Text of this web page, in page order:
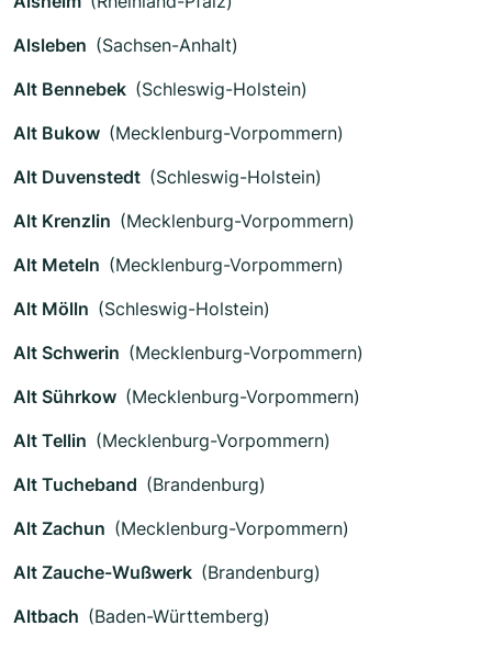
Alsleben (Sachsen-Anhalt)
Alt Bennebek (Schleswig-Holstein)
Alt Bukow (Mecklenburg-Vorpommern)
Alt Duvenstedt (Schleswig-Holstein)
Alt Krenzlin (Mecklenburg-Vorpommern)
Alt Meteln (Mecklenburg-Vorpommern)
Alt Mölln (Schleswig-Holstein)
Alt Schwerin (Mecklenburg-Vorpommern)
Alt Sührkow (Mecklenburg-Vorpommern)
Alt Tellin (Mecklenburg-Vorpommern)
Alt Tucheband (Brandenburg)
Alt Zachun (Mecklenburg-Vorpommern)
Alt Zauche-Wußwerk (Brandenburg)
Altbach (Baden-Württemberg)